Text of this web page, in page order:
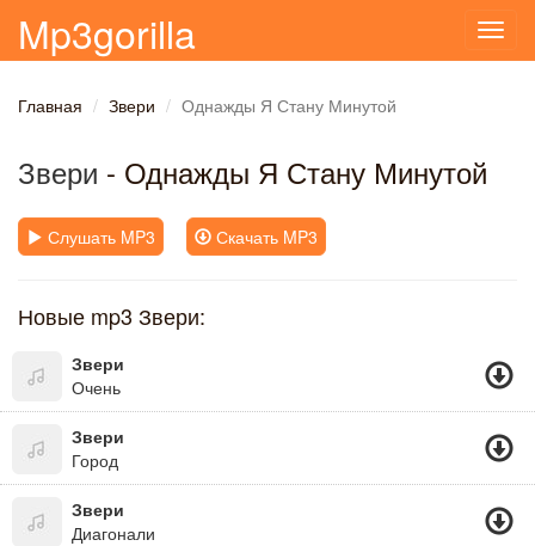
Mp3gorilla
Главная Звери Однажды Я Стану Минутой
Звери - Однажды Я Стану Минутой
Слушать MP3 Скачать MP3
Новые mp3 Звери:
Звери
Очень
Звери
Город
Звери
Диагонали